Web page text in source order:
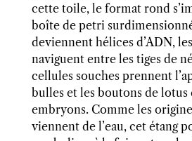
cette toile,le format rond
boîte de petri
deviennent hélices d’ADN,
naviguent entre les tiges de
cellules souches prennent
bulles et les boutons de
embryons. Comme les
viennent de l’eau, cet étang